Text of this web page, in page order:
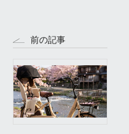
前の記事